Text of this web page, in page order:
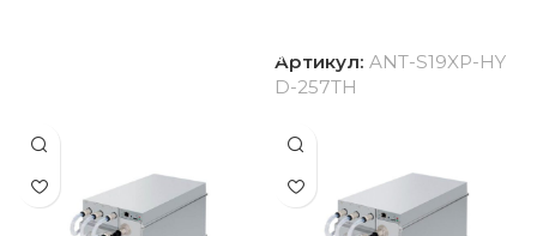
Артикул: ANT-S19XP-HY
D-257TH